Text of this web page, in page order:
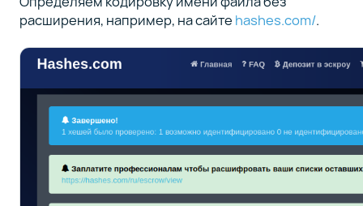
расширения, например, на сайте hashes.com/.